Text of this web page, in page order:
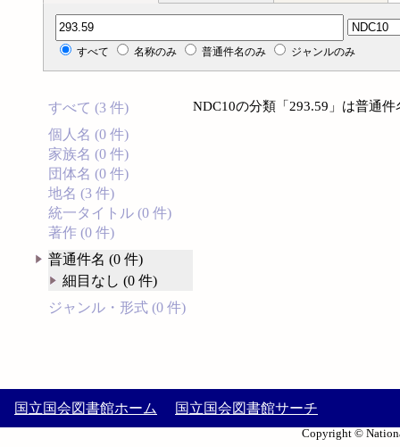
分類記号検索
すべて 名称のみ 普通件名のみ ジャンルのみ
すべて (3 件)
個人名 (0 件)
家族名 (0 件)
団体名 (0 件)
地名 (3 件)
統一タイトル (0 件)
著作 (0 件)
普通件名 (0 件)
細目なし (0 件)
ジャンル・形式 (0 件)
NDC10の分類「293.59」は普通
国立国会図書館ホーム 国立国会図書館サーチ
Copyright ©